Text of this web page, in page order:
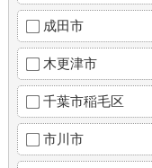
成田市
木更津市
千葉市稲毛区
市川市